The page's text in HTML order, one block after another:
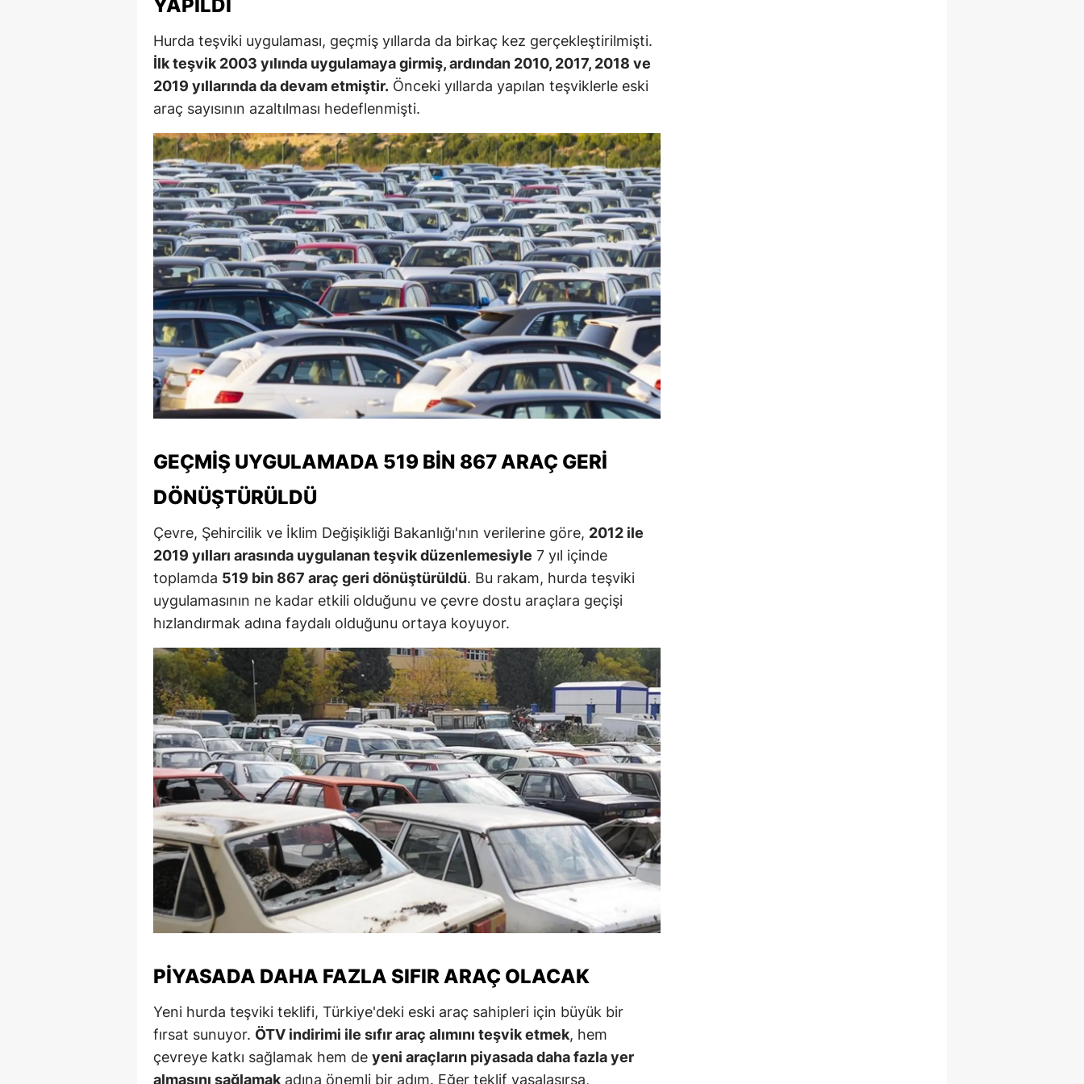
Siirt
Sinop
Tekirdağ
Tokat
Trabzon
Tunceli
Şanlıurfa
Uşak
Van
Yozgat
Zonguldak
Aksaray
Karaman
Kırıkkale
Batman
Şırnak
Bartın
Ardahan
Iğdır
Yalova
Karabük
Kilis
Osmaniye
Düzce
YAPILDI
Hurda teşviki uygulaması, geçmiş yıllarda da birkaç kez gerçekleştirilmişti.
İlk teşvik 2003 yılında uygulamaya girmiş, ardından 2010, 2017, 2018 ve
2019 yıllarında da devam etmiştir. Önceki yıllarda yapılan teşviklerle eski
araç sayısının azaltılması hedeflenmişti.
GEÇMIŞ UYGULAMADA 519 BIN 867 ARAÇ GERI
DÖNÜŞTÜRÜLDÜ
Çevre, Şehircilik ve İklim Değişikliği Bakanlığı'nın verilerine göre, 2012 ile
2019 yılları arasında uygulanan teşvik düzenlemesiyle 7 yıl içinde
toplamda 519 bin 867 araç geri dönüştürüldü. Bu rakam, hurda teşviki
uygulamasının ne kadar etkili olduğunu ve çevre dostu araçlara geçişi
hızlandırmak adına faydalı olduğunu ortaya koyuyor.
PİYASADA DAHA FAZLA SIFIR ARAÇ OLACAK
Yeni hurda teşviki teklifi, Türkiye'deki eski araç sahipleri için büyük bir
fırsat sunuyor. ÖTV indirimi ile sıfır araç alımını teşvik etmek, hem
çevreye katkı sağlamak hem de yeni araçların piyasada daha fazla yer
almasını sağlamak adına önemli bir adım. Eğer teklif yasalaşırsa,